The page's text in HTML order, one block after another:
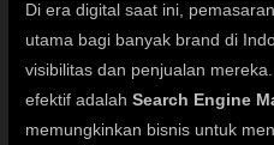
Di era digital saat ini,
utama bagi banyak brand di
visibilitas dan penjualan
efektif adalahSearch Engine
memungkinkan bisnis untuk